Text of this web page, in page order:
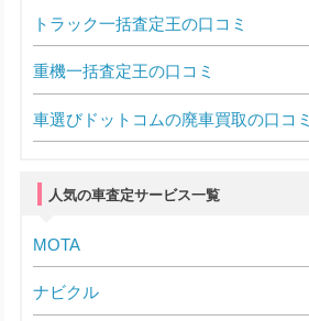
トラック一括査定王の口コミ
重機一括査定王の口コミ
車選びドットコムの廃車買取の口コミ
人気の車査定サービス一覧
MOTA
ナビクル